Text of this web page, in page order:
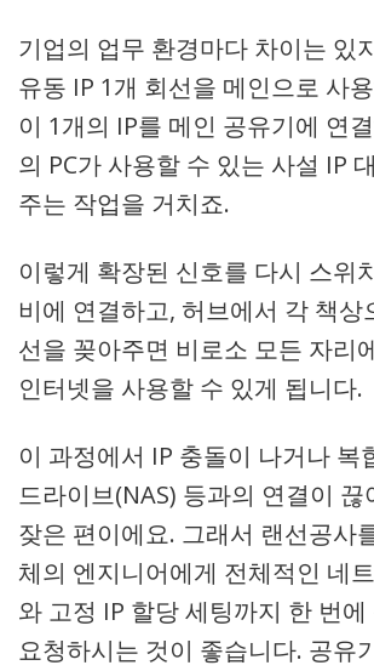
기업의 업무 환경마다 차이는 있
유동 IP 1개 회선을 메인으로 사
이 1개의 IP를 메인 공유기에 연
의 PC가 사용할 수 있는 사설 IP
주는 작업을 거치죠.
이렇게 확장된 신호를 다시 스위
비에 연결하고, 허브에서 각 책상
선을 꽂아주면 비로소 모든 자리
인터넷을 사용할 수 있게 됩니다.
이 과정에서 IP 충돌이 나거나 복
드라이브(NAS) 등과의 연결이
잦은 편이에요. 그래서 랜선공사
체의 엔지니어에게 전체적인 네
와 고정 IP 할당 세팅까지 한 번
요청하시는 것이 좋습니다. 공유